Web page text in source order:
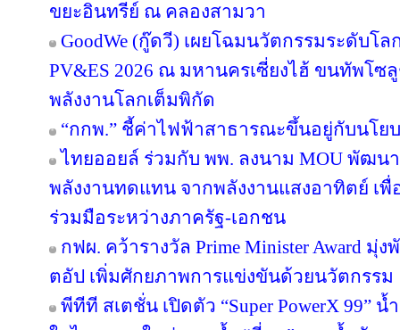
ขยะอินทรีย์ ณ คลองสามวา
GoodWe (กู๊ดวี) เผยโฉมนวัตกรรมระดับโล
PV&ES 2026 ณ มหานครเซี่ยงไฮ้ ขนทัพโ
พลังงานโลกเต็มพิกัด
“กกพ.” ชี้ค่าไฟฟ้าสาธารณะขึ้นอยู่กับนโย
ไทยออยล์ ร่วมกับ พพ. ลงนาม MOU พัฒนา
พลังงานทดแทน จากพลังงานแสงอาทิตย์ เพื่
ร่วมมือระหว่างภาครัฐ-เอกชน
กฟผ. คว้ารางวัล Prime Minister Award มุ่
ตอัป เพิ่มศักยภาพการแข่งขันด้วยนวัตกรรม
พีทีที สเตชั่น เปิดตัว “Super PowerX 99”